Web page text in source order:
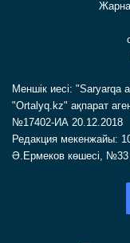
Меншік иесі:
"Ortalyq.kz" ақпарат
№17402-ИА 20.12.2018
Редакция мекенжайы:
Ә.Ермеков көшесі, №33